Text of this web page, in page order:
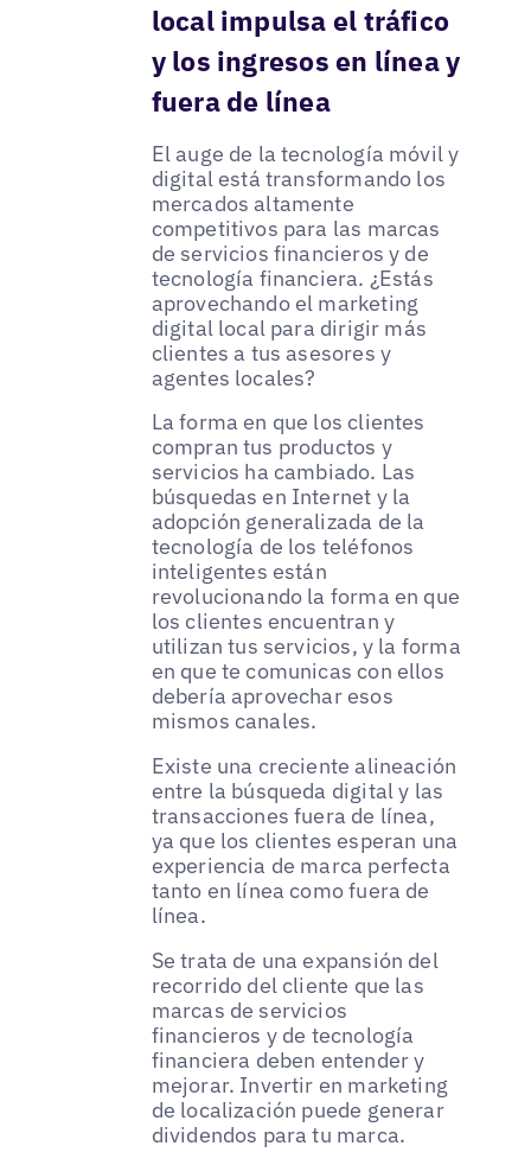
local impulsa el tráfico
y los ingresos en línea y
fuera de línea
El auge de la tecnología móvil y
digital está transformando los
mercados altamente
competitivos para las marcas
de servicios financieros y de
tecnología financiera. ¿Estás
aprovechando el marketing
digital local para dirigir más
clientes a tus asesores y
agentes locales?
La forma en que los clientes
compran tus productos y
servicios ha cambiado. Las
búsquedas en Internet y la
adopción generalizada de la
tecnología de los teléfonos
inteligentes están
revolucionando la forma en que
los clientes encuentran y
utilizan tus servicios, y la forma
en que te comunicas con ellos
debería aprovechar esos
mismos canales.
Existe una creciente alineación
entre la búsqueda digital y las
transacciones fuera de línea,
ya que los clientes esperan una
experiencia de marca perfecta
tanto en línea como fuera de
línea.
Se trata de una expansión del
recorrido del cliente que las
marcas de servicios
financieros y de tecnología
financiera deben entender y
mejorar. Invertir en marketing
de localización puede generar
dividendos para tu marca.